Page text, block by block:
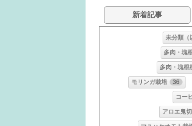
新着記事
未分類（
多肉・塊
多肉・塊根
モリンガ栽培 36
コー
アロエ鬼